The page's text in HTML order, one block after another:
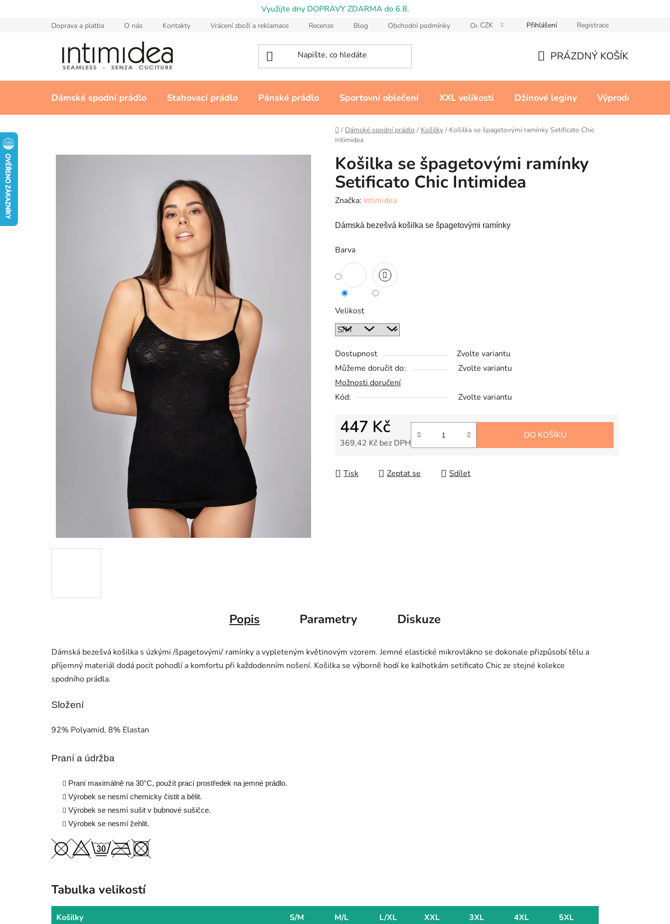
Využijte dny DOPRAVY ZDARMA do 6.8.
Doprava a platba O nás Kontakty Vrácení zboží a reklamace Recenze Blog Obchodní podmínky Ochrana osobních údajů Reklamační řád
CZK Přihlášení Registrace
KOŠÍK
PRÁZDNÝ KOŠÍK
Dámské spodní prádlo Stahovací prádlo Pánské prádlo Sportovní oblečení XXL velikosti Džínové legíny Výprodej
Domů
/ Dámské spodní prádlo / Košilky / Košilka se špagetovými ramínky Setificato Chic
Intimidea
Košilka se špagetovými ramínky
Setificato Chic Intimidea
Značka: Intimidea
Dámská bezešvá košilka se špagetovými ramínky
Barva
Velikost
Dostupnost
Zvolte variantu
Můžeme doručit do:
Zvolte variantu
Možnosti doručení
Kód:
Zvolte variantu
447 Kč
369,42 Kč bez DPH
DO KOŠÍKU
Tisk Zeptat se Sdílet
Popis Parametry Diskuze
Dámská bezešvá košilka s úzkými /špagetovými/ ramínky a vypleteným květinovým vzorem. Jemné elastické mikrovlákno se dokonale přizpůsobí tělu a
příjemný materiál dodá pocit pohodlí a komfortu při každodenním nošení. Košilka se výborně hodí ke kalhotkám setificato Chic ze stejné kolekce
spodního prádla.
Složení
92% Polyamid, 8% Elastan
Praní a údržba
Praní maximálně na 30°C, použít prací prostředek na jemné prádlo.
Výrobek se nesmí chemicky čistit a bělit.
Výrobek se nesmí sušit v bubnové sušičce.
Výrobek se nesmí žehlit.
Tabulka velikostí
Košilky S/M M/L L/XL XXL 3XL 4XL 5XL